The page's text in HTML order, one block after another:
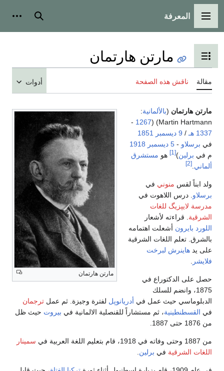
القائمة الرئيسية
المعرفة بحث
تبديل عرض جدول المحتويات
مارتن هارتمان
مقالة ناقش هذه الصفحة أدوات
مارتن هارتمان
مارتن هارتمان (بالألمانية:
Martin Hartmann
) ‏(
1267
-
1337 هـ
/ 9 ديسمبر
1851
في برسلاو - 5 ديسمبر
1918
م في برلين)
[1] هو مستشرق
ألماني [2]
ولد ابناً لقس منوني في
برسلاو . درس اللاهوت في
مدرسة لايپزيگ للغات
الشرقية . قراءته لأشعار
اللورد بايرون أشعلت اهتمامه
بالشرق. تعلم اللغات الشرقية
على يد هاينرش لبرخت
فلايشر
حصل على الدكتوراع في
1875، وانضم للسلك
الدبلوماسي حيث عمل في أدريانوپل لفترة وجيزة. ثم عمل ترجمان
في القسطنطينية، ثم مستشاراً للقنصلية الالمانية في بيروت حيث ظل
من 1876 حتى 1887.
من 1887 وحتى وفاته في 1918، قام بتعليم اللغة العربية في
سمينار
اللغات الشرقية في برلين